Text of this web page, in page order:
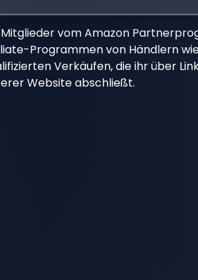
vom Amazon
Programmen von Händlern
Verkäufen, die ihr über
Website abschließt.